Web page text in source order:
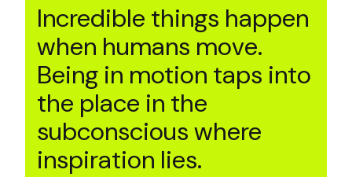
Incredible things happen
when humans move.
Being in motion taps into
the place in the
subconscious where
inspiration lies.